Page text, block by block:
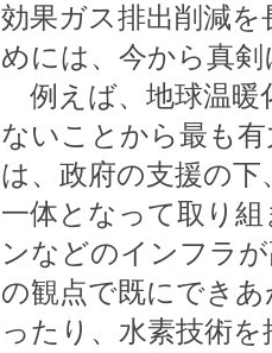
効果ガス排出削減
めには、今から真
例えば、地球温暖
ないことから最も
は、政府の支援の
一体となって取り
ンなどのインフラ
の観点で既にでき
ったり、水素技術